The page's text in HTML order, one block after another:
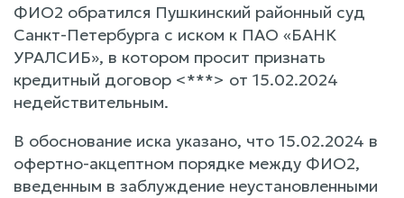
ФИО2 обратился Пушкинский районный суд
Санкт-Петербурга с иском к ПАО «БАНК
УРАЛСИБ», в котором просит признать
кредитный договор <***> от 15.02.2024
недействительным.
В обоснование иска указано, что 15.02.2024 в
офертно-акцептном порядке между ФИО2,
введенным в заблуждение неустановленными